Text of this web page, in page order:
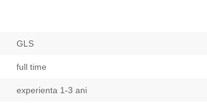
GLS
full time
experienta 1-3 ani